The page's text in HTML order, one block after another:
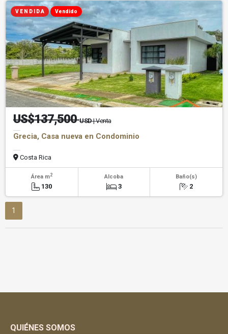
V E N D I D A Vendido
US$137,500USD| Venta
Grecia, Casa nueva en Condominio
Costa Rica
Área m2
130
Alcoba
3
Baño(s)
2
1
QUIÉNES SOMOS